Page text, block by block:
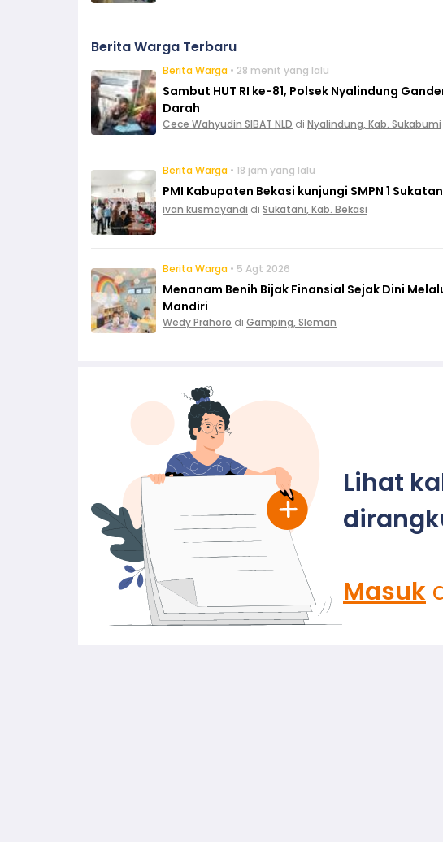
Berita Warga Terbaru
Berita Warga • 28 menit yang lalu
Sambut HUT RI ke-81, Polsek Nyalindung
Darah
Cece Wahyudin SIBAT NLD di Nyalindung, Kab. Sukabumi
Berita Warga • 18 jam yang lalu
PMI Kabupaten Bekasi kunjungi SMPN 1
ivan kusmayandi di Sukatani, Kab. Bekasi
Berita Warga • 5 Agt 2026
Menanam Benih Bijak Finansial Sejak Dini
Mandiri
Wedy Prahoro di Gamping, Sleman
Lihat
Masuk